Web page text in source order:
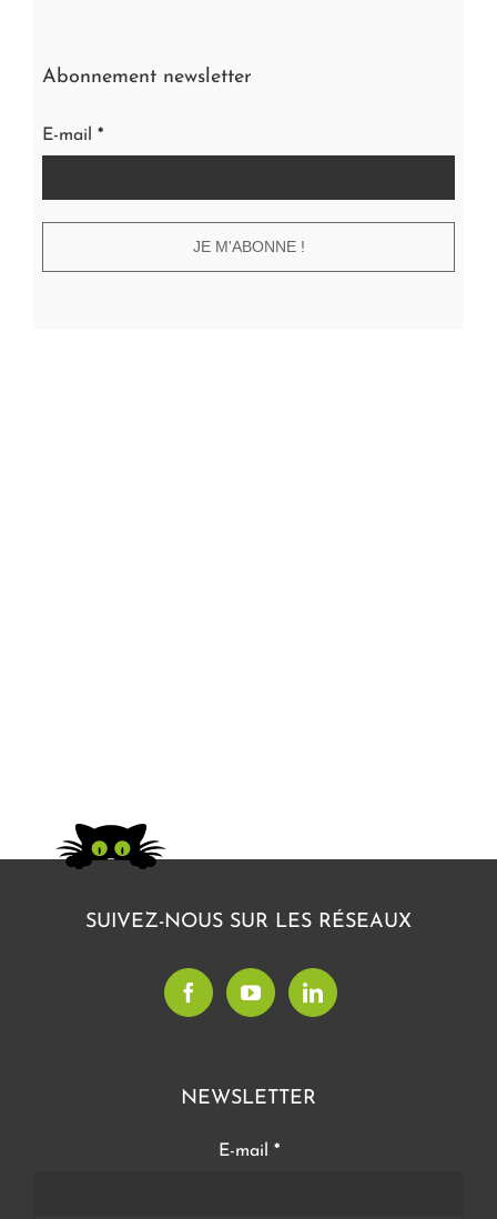
Abonnement newsletter
E-mail *
SUIVEZ-NOUS SUR LES RÉSEAUX
NEWSLETTER
E-mail *